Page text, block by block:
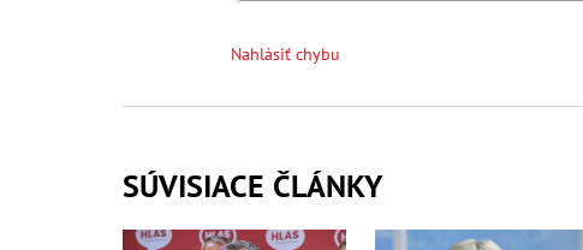
Nahlásiť chybu
SÚVISIACE ČLÁNKY